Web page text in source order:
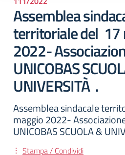
Assemblea
territoriale del 17
2022-
UNICOBAS
UNIVERSITÀ .
Assemblea sindacale
maggio 2022-
UNICOBAS SCUOLA &
Stampa / Condividi